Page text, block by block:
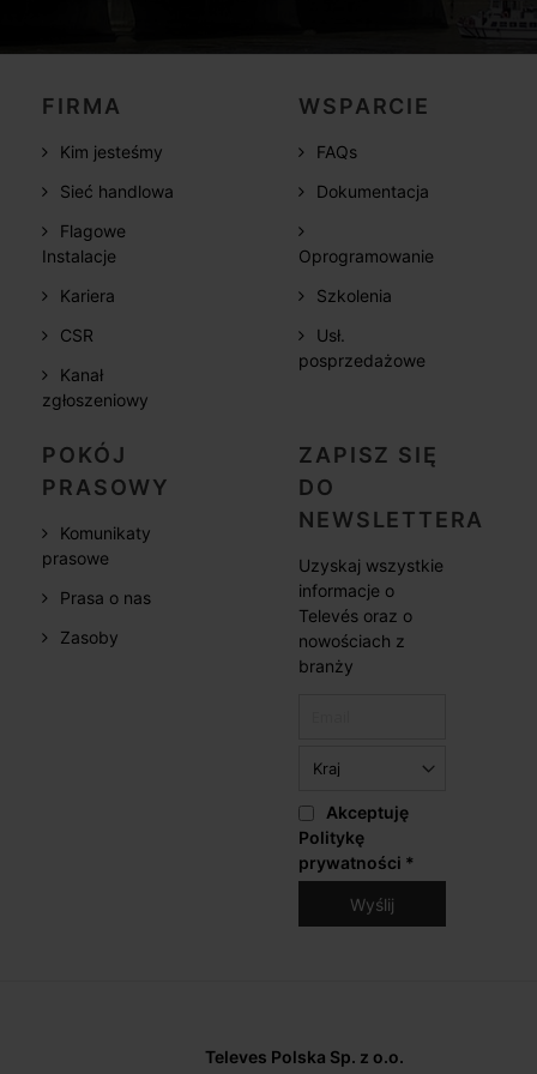
FIRMA
Kim jesteśmy
Sieć handlowa
Flagowe
Instalacje
Kariera
CSR
Kanał
zgłoszeniowy
WSPARCIE
FAQs
Dokumentacja
Oprogramowanie
Szkolenia
Usł.
posprzedażowe
POKÓJ
PRASOWY
Komunikaty
prasowe
Prasa o nas
Zasoby
ZAPISZ SIĘ
DO
NEWSLETTERA
Uzyskaj wszystkie
informacje o
Televés oraz o
nowościach z
branży
Akceptuję
Politykę
prywatności *
Televes Polska Sp. z o.o.